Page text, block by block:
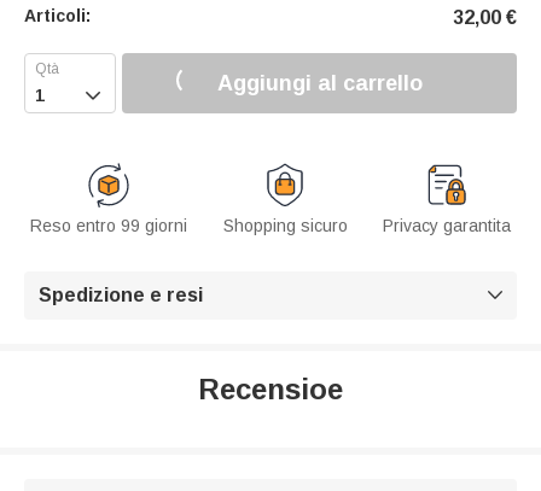
Articoli: 32,00 €
 Aggiungi al carrello
Reso entro 99 giorni Shopping sicuro Privacy garantita
Spedizione e resi 
Recensioe